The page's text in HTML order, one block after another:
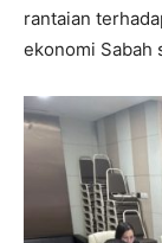
rantaian
ekonomi Sabah